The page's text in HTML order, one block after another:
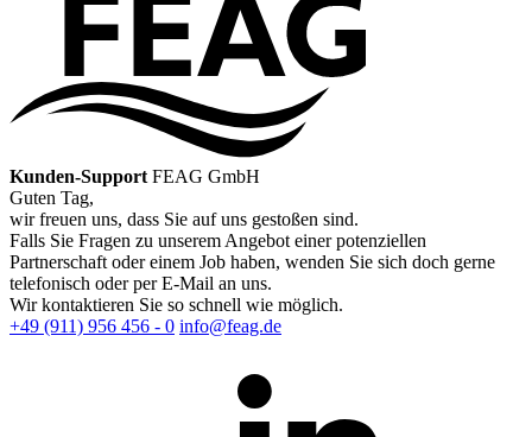
Kunden-Support FEAG GmbH
Guten Tag,
wir freuen uns, dass Sie auf uns gestoßen sind.
Falls Sie Fragen zu unserem Angebot einer potenziellen
Partnerschaft oder einem Job haben, wenden Sie sich doch gerne
telefonisch oder per E-Mail an uns.
Wir kontaktieren Sie so schnell wie möglich.
+49 (911) 956 456 - 0 info@feag.de